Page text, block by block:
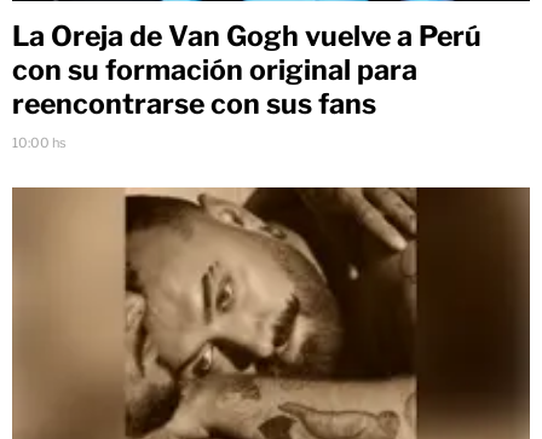
La Oreja de Van Gogh vuelve a Perú
con su formación original para
reencontrarse con sus fans
10:00 hs